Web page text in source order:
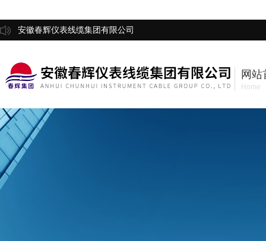
安徽春辉仪表线缆集团有限公司
网站
Home